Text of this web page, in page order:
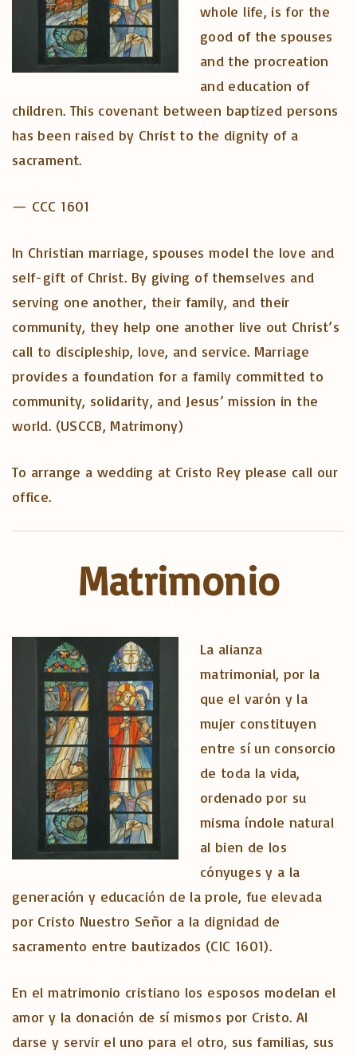
whole life, is for the
good of the spouses
and the procreation
and education of
children. This covenant between baptized persons
has been raised by Christ to the dignity of a
sacrament.
— CCC 1601
In Christian marriage, spouses model the love and
self-gift of Christ. By giving of themselves and
serving one another, their family, and their
community, they help one another live out Christ’s
call to discipleship, love, and service. Marriage
provides a foundation for a family committed to
community, solidarity, and Jesus’ mission in the
world. (USCCB, Matrimony)
To arrange a wedding at Cristo Rey please call our
office.
Matrimonio
La alianza
matrimonial, por la
que el varón y la
mujer constituyen
entre sí un consorcio
de toda la vida,
ordenado por su
misma índole natural
al bien de los
cónyuges y a la
generación y educación de la prole, fue elevada
por Cristo Nuestro Señor a la dignidad de
sacramento entre bautizados (CIC 1601).
En el matrimonio cristiano los esposos modelan el
amor y la donación de sí mismos por Cristo. Al
darse y servir el uno para el otro, sus familias, sus